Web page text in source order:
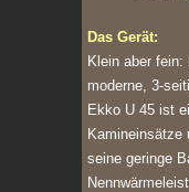
Das Gerät:
Klein aber
moderne, 3-
Ekko U 45 ist
Kamineinsätze
seine geringe